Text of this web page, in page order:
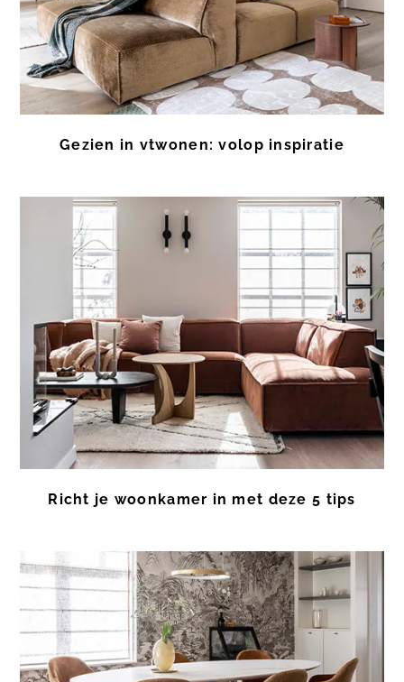
Gezien in vtwonen: volop inspiratie
Richt je woonkamer in met deze 5 tips